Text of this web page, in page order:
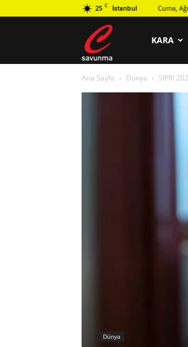
25 C İstanbul Cuma,
KARA
Ana Sayfa Dünya SIPRI
Dünya